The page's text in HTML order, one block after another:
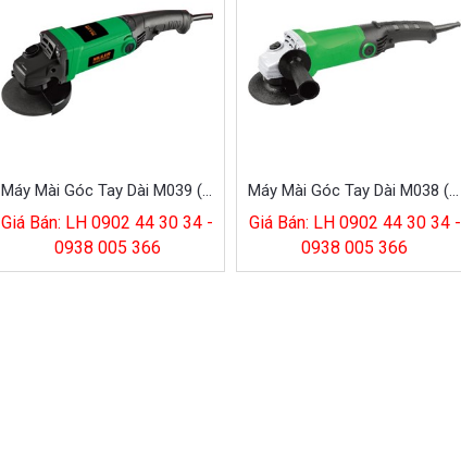
Máy Mài Góc Tay Dài M039 (hộp Giấy)
Giá Bán: LH 0902 44 30 34 -
0938 005 366
Máy Mài Góc Tay Dài M038 (hộp Giấy)
Giá Bán: LH 0902 44 30 34 -
0938 005 366